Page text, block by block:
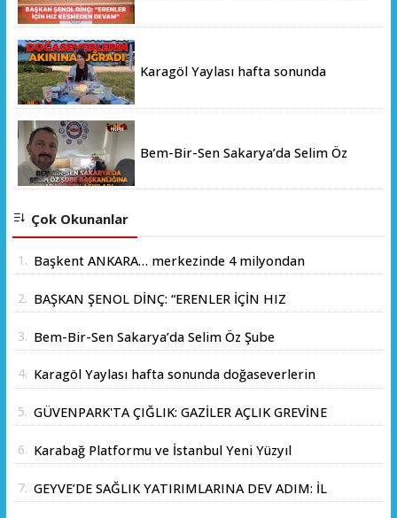
Karagöl Yaylası hafta sonunda
Bem-Bir-Sen Sakarya’da Selim Öz
Çok Okunanlar
1. Başkent ANKARA… merkezinde 4 milyondan
2. BAŞKAN ŞENOL DİNÇ: “ERENLER İÇİN HIZ
3. Bem-Bir-Sen Sakarya’da Selim Öz Şube
4. Karagöl Yaylası hafta sonunda doğaseverlerin
5. GÜVENPARK'TA ÇIĞLIK: GAZİLER AÇLIK GREVİNE
6. Karabağ Platformu ve İstanbul Yeni Yüzyıl
Memorandumu İmzalandı
7. GEYVE’DE SAĞLIK YATIRIMLARINA DEV ADIM: İL